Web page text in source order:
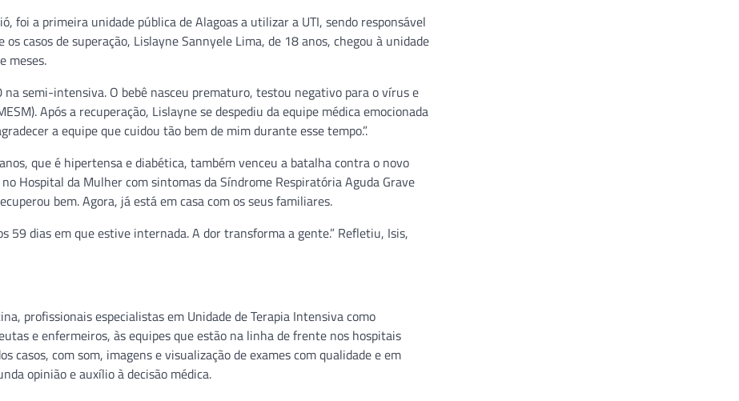
foi a primeira unidade pública de Alagoas a utilizar a UTI, sendo responsável
casos de superação, Lislayne Sannyele Lima, de 18 anos, chegou à unidade
meses.
semi-intensiva. O bebê nasceu prematuro, testou negativo para o vírus e
Após a recuperação, Lislayne se despediu da equipe médica emocionada
a equipe que cuidou tão bem de mim durante esse tempo.”.
que é hipertensa e diabética, também venceu a batalha contra o novo
Hospital da Mulher com sintomas da Síndrome Respiratória Aguda Grave
bem. Agora, já está em casa com os seus familiares.
59 dias em que estive internada. A dor transforma a gente.” Refletiu, Isis,
profissionais especialistas em Unidade de Terapia Intensiva como
e enfermeiros, às equipes que estão na linha de frente nos hospitais
casos, com som, imagens e visualização de exames com qualidade e em
opinião e auxílio à decisão médica.